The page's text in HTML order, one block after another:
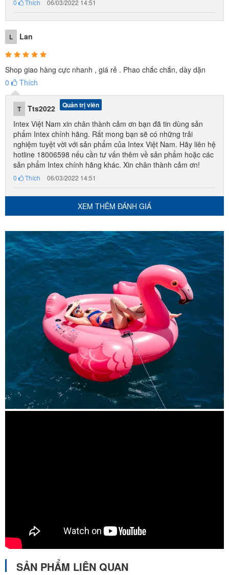
0 Thích 06/03/2022 14:51
L Lan
Shop giao hàng cực nhanh , giá rẻ . Phao chắc chắn, dày dặn
0
Thích
T Tts2022 Quản trị viên
Intex Việt Nam xin chân thành cảm ơn bạn đã tin dùng sản
phẩm Intex chính hãng. Rất mong bạn sẽ có những trải
nghiệm tuyệt vời với sản phẩm của Intex Việt Nam. Hãy liên hệ
hotline 18006598 nếu cần tư vấn thêm về sản phẩm hoặc các
sản phẩm Intex chính hãng khác. Xin chân thành cảm ơn!
0 Thích 06/03/2022 14:51
XEM THÊM ĐÁNH GIÁ
SẢN PHẨM LIÊN QUAN